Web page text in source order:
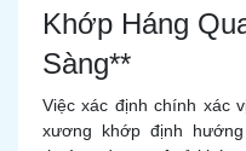
Khớp Háng
Sàng**
Việc xác định chính xác
xương khớp định